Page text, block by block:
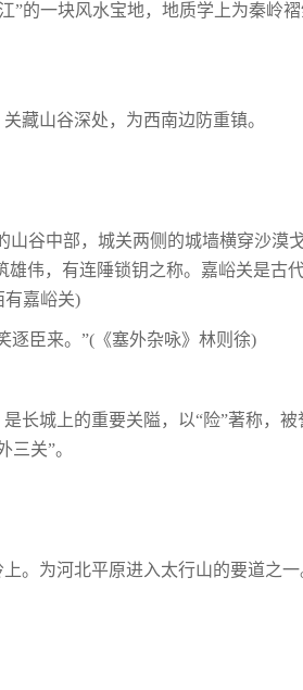
”的一块风水宝地，地质学上为秦岭
藏山谷深处，为西南边防重镇。
山谷中部，城关两侧的城墙横穿沙漠
伟，有连陲锁钥之称。嘉峪关是古
有嘉峪关)
逐臣来。”(《塞外杂咏》林则徐)
长城上的重要关隘，以“险”著称，被
关”。
。为河北平原进入太行山的要道之一